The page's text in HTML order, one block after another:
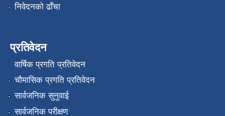
निवेदनको ढाँचा
प्रतिवेदन
वार्षिक प्रगति प्रतिवेदन
चौमासिक प्रगति प्रतिवेदन
सार्वजनिक सुनुवाई
सार्वजनिक परीक्षण